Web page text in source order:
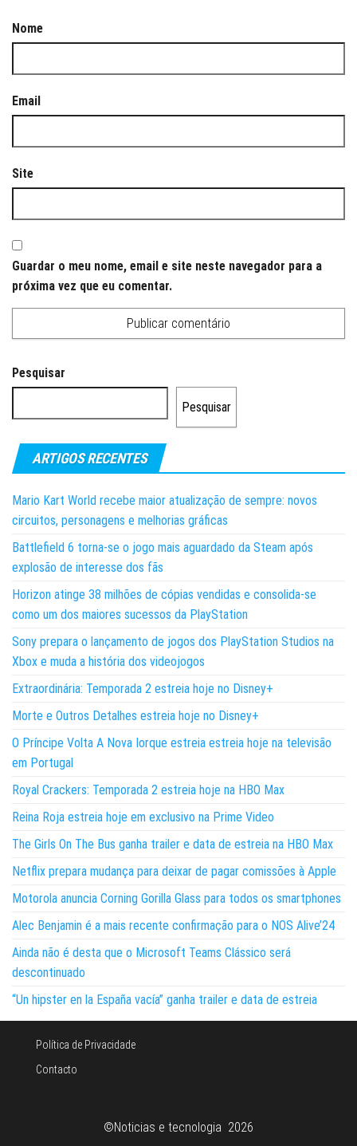
Nome
Email
Site
Guardar o meu nome, email e site neste navegador para a
próxima vez que eu comentar.
Pesquisar
Pesquisar
ARTIGOS RECENTES
Mario Kart World recebe maior atualização de sempre: novos
circuitos, personagens e melhorias gráficas
Battlefield 6 torna-se o jogo mais aguardado da Steam após
explosão de interesse dos fãs
Horizon atinge 38 milhões de cópias vendidas e consolida-se
como um dos maiores sucessos da PlayStation
Sony prepara o lançamento de jogos dos PlayStation Studios na
Xbox e muda a história dos videojogos
Extraordinária: Temporada 2 estreia hoje no Disney+
Morte e Outros Detalhes estreia hoje no Disney+
O Príncipe Volta A Nova Iorque estreia estreia hoje na televisão
em Portugal
Royal Crackers: Temporada 2 estreia hoje na HBO Max
Reina Roja estreia hoje em exclusivo na Prime Video
The Girls On The Bus ganha trailer e data de estreia na HBO Max
Netflix prepara mudança para deixar de pagar comissões à Apple
Motorola anuncia Corning Gorilla Glass para todos os smartphones
Alec Benjamin é a mais recente confirmação para o NOS Alive’24
Ainda não é desta que o Microsoft Teams Clássico será
descontinuado
“Un hipster en la España vacía” ganha trailer e data de estreia
Política de Privacidade
Contacto
©Noticias e tecnologia 2026